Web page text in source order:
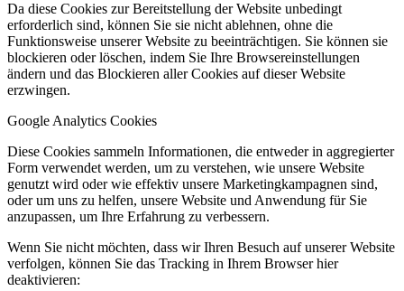
Da diese Cookies zur Bereitstellung der Website unbedingt
erforderlich sind, können Sie sie nicht ablehnen, ohne die
Funktionsweise unserer Website zu beeinträchtigen. Sie können sie
blockieren oder löschen, indem Sie Ihre Browsereinstellungen
ändern und das Blockieren aller Cookies auf dieser Website
erzwingen.
Google Analytics Cookies
Diese Cookies sammeln Informationen, die entweder in aggregierter
Form verwendet werden, um zu verstehen, wie unsere Website
genutzt wird oder wie effektiv unsere Marketingkampagnen sind,
oder um uns zu helfen, unsere Website und Anwendung für Sie
anzupassen, um Ihre Erfahrung zu verbessern.
Wenn Sie nicht möchten, dass wir Ihren Besuch auf unserer Website
verfolgen, können Sie das Tracking in Ihrem Browser hier
deaktivieren: